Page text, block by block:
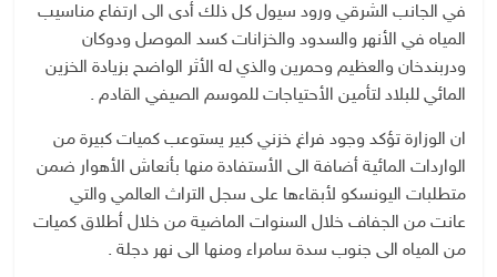
في الجانب الشرقي ورود سيول كل ذلك أدى الى ارتفاع مناسيب
المياه في الأنهر والسدود والخزانات كسد الموصل ودوكان
ودربندخان والعظيم وحمرين والذي له الأثر الواضح بزيادة الخزين
المائي للبلاد لتأمين الأحتياجات للموسم الصيفي القادم .
ان الوزارة تؤكد وجود فراغ خزني كبير يستوعب كميات كبيرة من
الواردات المائية أضافة الى الأستفادة منها بأنعاش الأهوار ضمن
متطلبات اليونسكو لأبقاءها على سجل التراث العالمي والتي
عانت من الجفاف خلال السنوات الماضية من خلال أطلاق كميات
من المياه الى جنوب سدة سامراء ومنها الى نهر دجلة .